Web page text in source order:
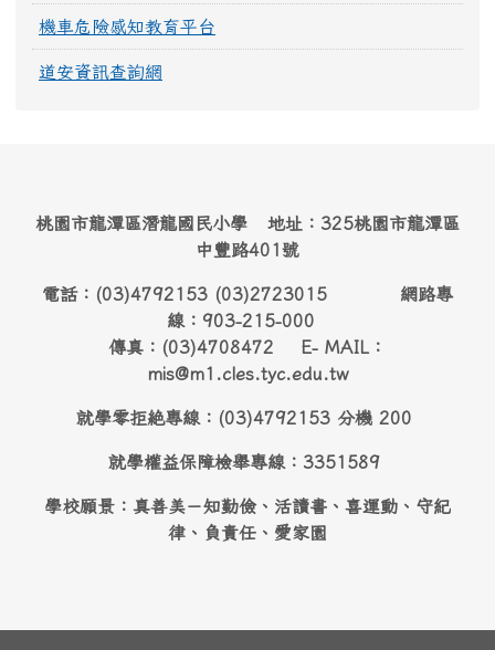
機車危險感知教育平台
道安資訊查詢網
桃園市龍潭區潛龍國民小學 地址：325桃園市龍潭區
中豐路401號
電話：(03)4792153 (03)2723015 網路專
線：903-215-000
傳真：(03)4708472 E- MAIL：
mis@m1.cles.tyc.edu.tw
就學零拒絶專線：(03)4792153 分機 200
就學權益保障檢舉專線：3351589
學校願景：真善美－知勤儉、活讀書、喜運動、守紀
律、負責任、愛家園